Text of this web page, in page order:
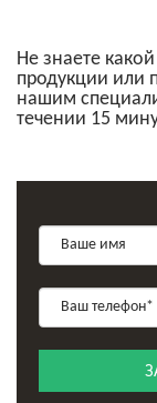
Не знаете
продукции или
нашим
течении 15